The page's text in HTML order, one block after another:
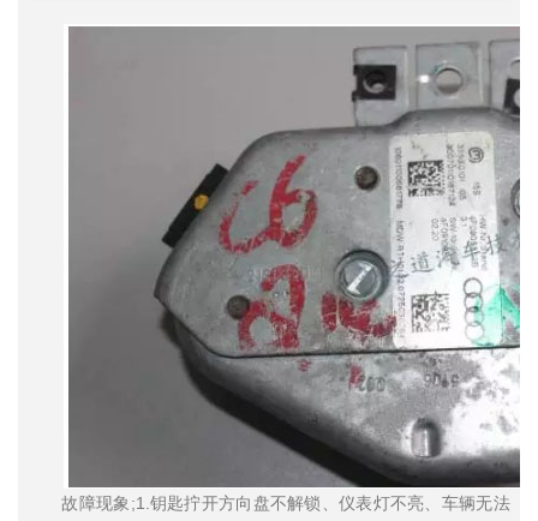
故障现象;1.钥匙拧开方向盘不解锁、仪表灯不亮、车辆无法